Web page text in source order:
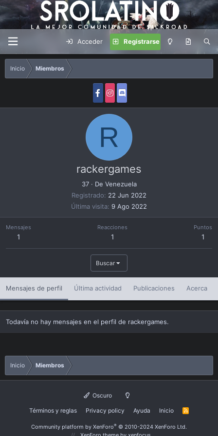
Acceder Registrarse
Inicio Miembros
R
rackergames
37 · De Venezuela
Registrado
22 Jun 2022
Última visita 9 Ago 2022
Mensajes
1
Reacciones
1
Puntos
1
Buscar
Mensajes de perfil Última actividad Publicaciones Acerca
Todavía no hay mensajes en el perfil de rackergames.
Inicio Miembros
Oscuro
Términos y reglas Privacy policy Ayuda Inicio
R
Community platform by XenForo® © 2010-2024 XenForo Ltd.